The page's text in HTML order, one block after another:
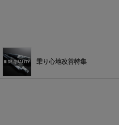
乗り心地改善特集